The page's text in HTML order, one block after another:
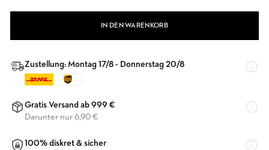
IN DEN WARENKORB
Zustellung: Montag 17/8 - Donnerstag 20/8
Gratis Versand ab 999 €
Darunter nur 6,90 €
100% diskret & sicher